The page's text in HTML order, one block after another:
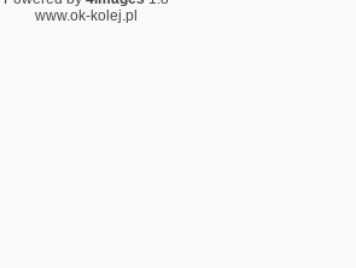
www.ok-kolej.pl